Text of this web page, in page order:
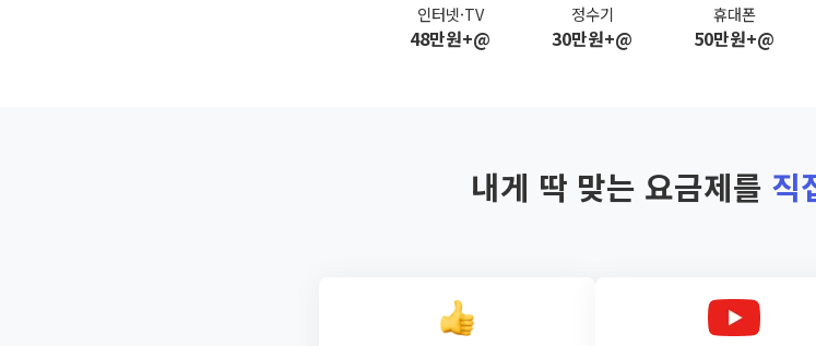
인터넷·TV
48만원+@
정수기
30만원+@
휴대폰
50만원+@
내게 딱 맞는 요금제를 직